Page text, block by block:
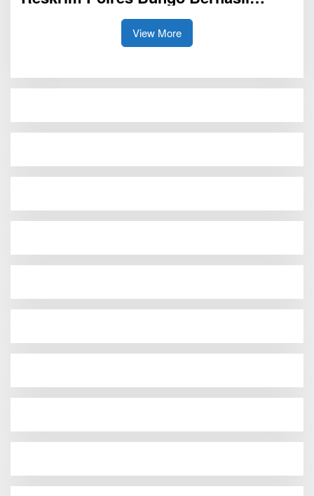
Bekuk Dua Pelaku Penganiayaan Di
View More